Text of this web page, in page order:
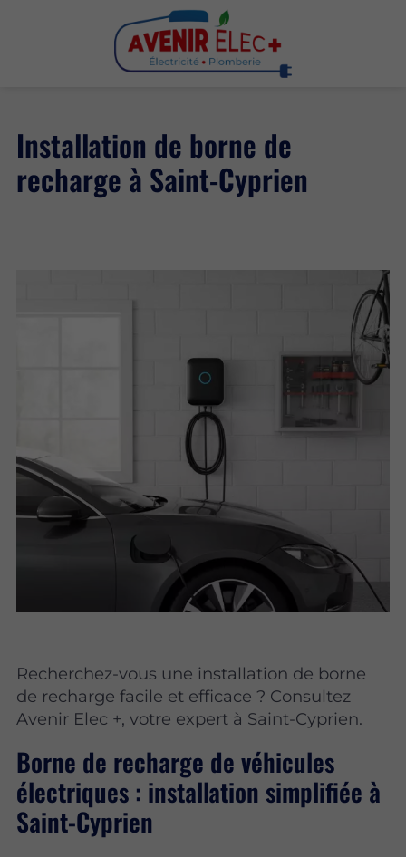
Installation de borne de
recharge à Saint-Cyprien
Recherchez-vous une installation de borne
de recharge facile et efficace ? Consultez
Avenir Elec +, votre expert à Saint-Cyprien.
Borne de recharge de véhicules
électriques : installation simplifiée à
Saint-Cyprien